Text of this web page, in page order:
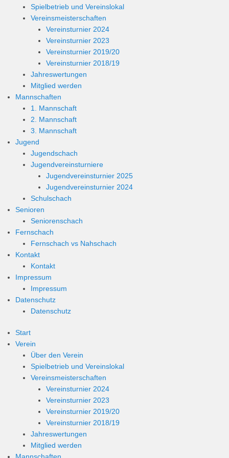
Spielbetrieb und Vereinslokal
Vereinsmeisterschaften
Vereinsturnier 2024
Vereinsturnier 2023
Vereinsturnier 2019/20
Vereinsturnier 2018/19
Jahreswertungen
Mitglied werden
Mannschaften
1. Mannschaft
2. Mannschaft
3. Mannschaft
Jugend
Jugendschach
Jugendvereinsturniere
Jugendvereinsturnier 2025
Jugendvereinsturnier 2024
Schulschach
Senioren
Seniorenschach
Fernschach
Fernschach vs Nahschach
Kontakt
Kontakt
Impressum
Impressum
Datenschutz
Datenschutz
Start
Verein
Über den Verein
Spielbetrieb und Vereinslokal
Vereinsmeisterschaften
Vereinsturnier 2024
Vereinsturnier 2023
Vereinsturnier 2019/20
Vereinsturnier 2018/19
Jahreswertungen
Mitglied werden